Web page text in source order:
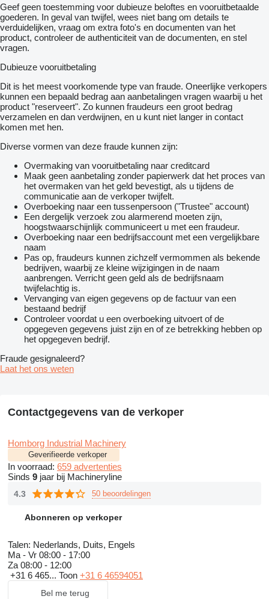
Geef geen toestemming voor dubieuze beloftes en vooruitbetaalde
goederen. In geval van twijfel, wees niet bang om details te
verduidelijken, vraag om extra foto's en documenten van het
product, controleer de authenticiteit van de documenten, en stel
vragen.
Dubieuze vooruitbetaling
Dit is het meest voorkomende type van fraude. Oneerlijke verkopers
kunnen een bepaald bedrag aan aanbetalingen vragen waarbij u het
product "reserveert". Zo kunnen fraudeurs een groot bedrag
verzamelen en dan verdwijnen, en u kunt niet langer in contact
komen met hen.
Diverse vormen van deze fraude kunnen zijn:
Overmaking van vooruitbetaling naar creditcard
Maak geen aanbetaling zonder papierwerk dat het proces van
het overmaken van het geld bevestigt, als u tijdens de
communicatie aan de verkoper twijfelt.
Overboeking naar een tussenpersoon ("Trustee" account)
Een dergelijk verzoek zou alarmerend moeten zijn,
hoogstwaarschijnlijk communiceert u met een fraudeur.
Overboeking naar een bedrijfsaccount met een vergelijkbare
naam
Pas op, fraudeurs kunnen zichzelf vermommen als bekende
bedrijven, waarbij ze kleine wijzigingen in de naam
aanbrengen. Verricht geen geld als de bedrijfsnaam
twijfelachtig is.
Vervanging van eigen gegevens op de factuur van een
bestaand bedrijf
Controleer voordat u een overboeking uitvoert of de
opgegeven gegevens juist zijn en of ze betrekking hebben op
het opgegeven bedrijf.
Fraude gesignaleerd?
Laat het ons weten
Contactgegevens van de verkoper
Homborg Industrial Machinery
Geverifieerde verkoper
In voorraad: 659 advertenties
Sinds 9 jaar bij Machineryline
4.3 50 beoordelingen
Abonneren op verkoper
Talen: Nederlands, Duits, Engels
Ma - Vr 08:00 - 17:00
Za 08:00 - 12:00
+31 6 465... Toon +31 6 46594051
Bel me terug